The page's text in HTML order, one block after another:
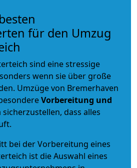
für den Umzug
sind eine stressige
wenn sie über große
Umzüge von Bremerhaven
Vorbereitung und
sicherzustellen, dass alles
bei der Vorbereitung eines
ist die Auswahl eines